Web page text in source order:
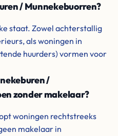
/ Munnekebuorren?
staat. Zowel achterstallig
als woningen in
huurders) vormen voor
/
zonder makelaar?
woningen rechtstreeks
makelaar in